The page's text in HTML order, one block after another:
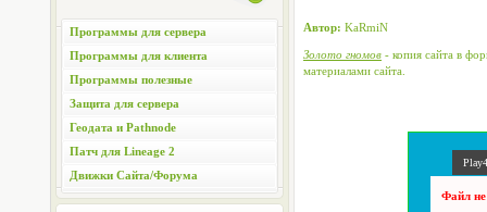
Программы для сервера
Программы для клиента
Программы полезные
Защита для сервера
Геодата и Pathnode
Патч для Lineage 2
Движки Сайта/Форума
Автор: KaRmiN
Золото гномов - копия сайта в
материалами сайта.
Файл не